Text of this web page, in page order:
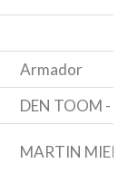
Armador
DEN TOOM -
MARTIN MIERES